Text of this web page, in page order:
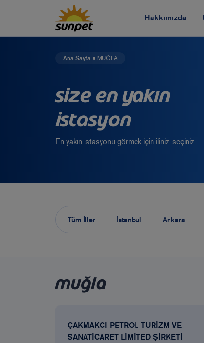
Hakkımızda
Etik İlkelerimiz
Sosyal
Yönetim Kurulu
Ana Sayfa MUĞLA
Size En Yakın
İstasyon
En yakın istasyonu görmek için ilinizi seçiniz.
Tüm İller İstanbul Ankara
MUĞLA
ÇAKMAKCI PETROL TURİZM VE
SANATİCARET LİMİTED ŞİRKETİ